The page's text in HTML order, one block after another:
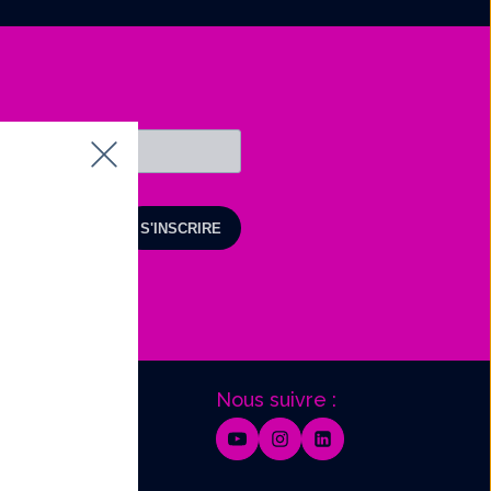
Nous suivre :